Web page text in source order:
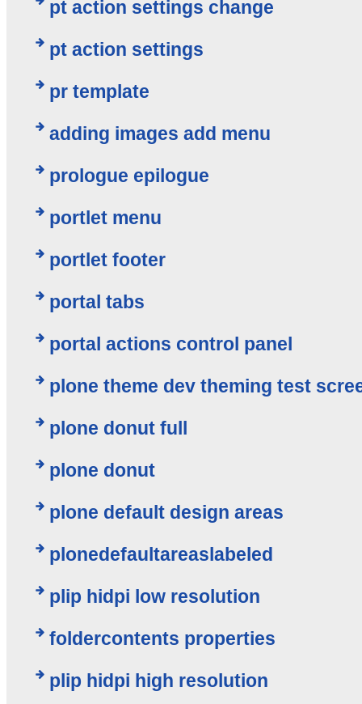
pt action settings change
pt action settings
pr template
adding images add menu
prologue epilogue
portlet menu
portlet footer
portal tabs
portal actions control panel
plone theme dev theming test
plone donut full
plone donut
plone default design areas
plonedefaultareaslabeled
plip hidpi low resolution
foldercontents properties
plip hidpi high resolution